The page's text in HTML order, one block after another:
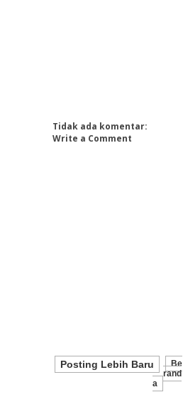
Tidak ada komentar:
Write a Comment
Posting Lebih Baru
Be
Rand
A